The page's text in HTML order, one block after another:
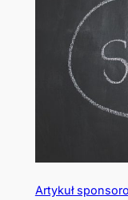
Artykuł